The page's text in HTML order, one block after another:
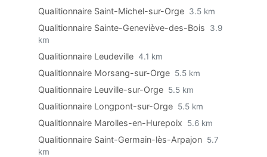
Qualitionnaire Saint-Michel-sur-Orge 3.5 km
Qualitionnaire Sainte-Geneviève-des-Bois
3.9
km
Qualitionnaire Leudeville 4.1 km
Qualitionnaire Morsang-sur-Orge 5.5 km
Qualitionnaire Leuville-sur-Orge 5.5 km
Qualitionnaire Longpont-sur-Orge 5.5 km
Qualitionnaire Marolles-en-Hurepoix 5.6 km
Qualitionnaire Saint-Germain-lès-Arpajon 5.7
km